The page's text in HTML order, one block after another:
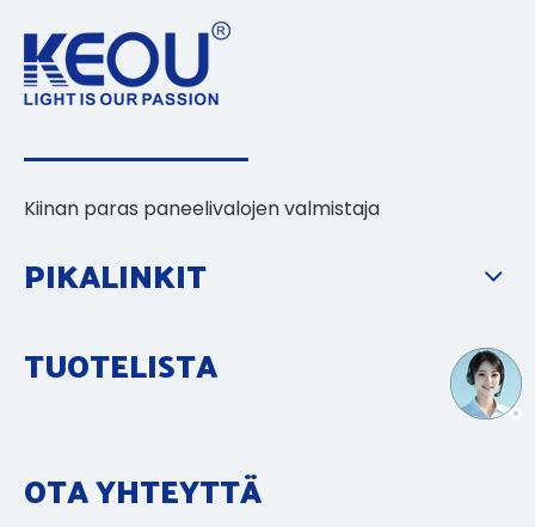
Kiinan paras paneelivalojen valmistaja
PIKALINKIT
TUOTELISTA
OTA YHTEYTTÄ